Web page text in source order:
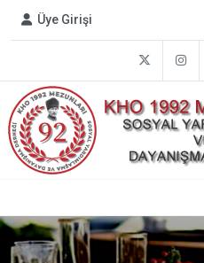
Üye Girişi
Twitter